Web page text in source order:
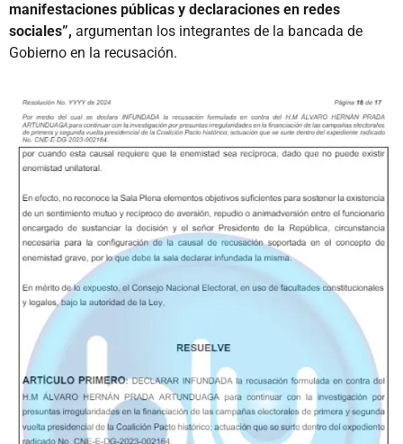
manifestaciones públicas y declaraciones en redes
sociales”, argumentan los integrantes de la bancada de
Gobierno en la recusación.